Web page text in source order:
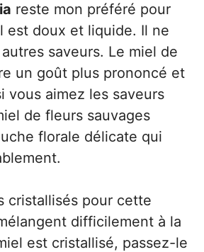
reste mon préféré pour
est doux et liquide. Il ne
saveurs. Le miel de
un goût plus prononcé et
vous aimez les saveurs
de fleurs sauvages
florale délicate qui
cristallisés pour cette
difficilement à la
est cristallisé, passez-le